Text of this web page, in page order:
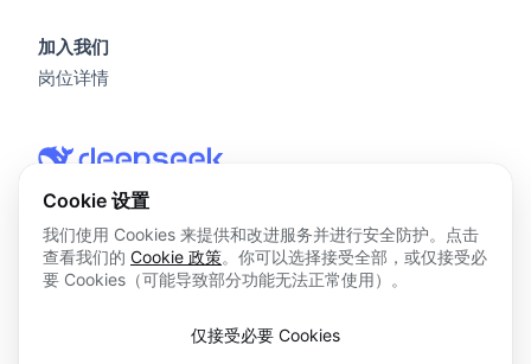
© 2026 杭州深度求索人工智能基础技术研究有限公司 版权所
浙ICP备2023025841号
加入我们
岗位详情
Cookie 设置
我们使用 Cookies 来提供和改进服务并进行安全防护。点击
查看我们的 Cookie 政策。你可以选择接受全部，或仅接受必
要 Cookies（可能导致部分功能无法正常使用）。
仅接受必要 Cookies